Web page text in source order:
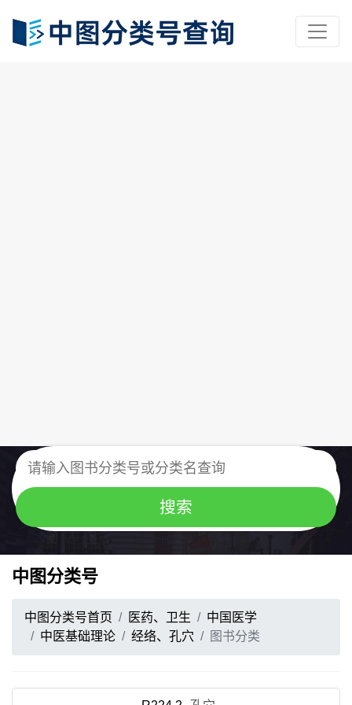
中图分类号
中图分类号首页 医药、卫生
中国医学
中医基础理论
经络、孔穴 图书分类